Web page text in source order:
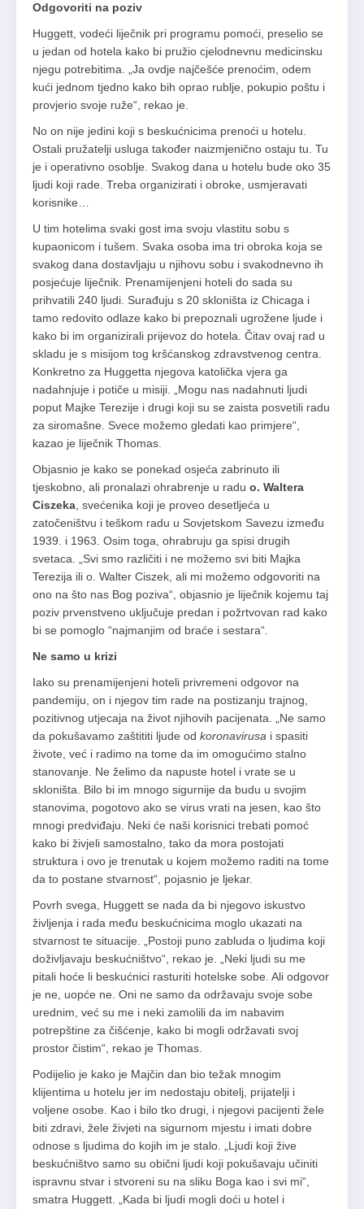
Odgovoriti na poziv
Huggett, vodeći liječnik pri programu pomoći, preselio se
u jedan od hotela kako bi pružio cjelodnevnu medicinsku
njegu potrebitima. „Ja ovdje najčešće prenoćim, odem
kući jednom tjedno kako bih oprao rublje, pokupio poštu i
provjerio svoje ruže“, rekao je.
No on nije jedini koji s beskućnicima prenoći u hotelu.
Ostali pružatelji usluga također naizmjenično ostaju tu. Tu
je i operativno osoblje. Svakog dana u hotelu bude oko 35
ljudi koji rade. Treba organizirati i obroke, usmjeravati
korisnike…
U tim hotelima svaki gost ima svoju vlastitu sobu s
kupaonicom i tušem. Svaka osoba ima tri obroka koja se
svakog dana dostavljaju u njihovu sobu i svakodnevno ih
posjećuje liječnik. Prenamijenjeni hoteli do sada su
prihvatili 240 ljudi. Surađuju s 20 skloništa iz Chicaga i
tamo redovito odlaze kako bi prepoznali ugrožene ljude i
kako bi im organizirali prijevoz do hotela. Čitav ovaj rad u
skladu je s misijom tog kršćanskog zdravstvenog centra.
Konkretno za Huggetta njegova katolička vjera ga
nadahnjuje i potiče u misiji. „Mogu nas nadahnuti ljudi
poput Majke Terezije i drugi koji su se zaista posvetili radu
za siromašne. Svece možemo gledati kao primjere“,
kazao je liječnik Thomas.
Objasnio je kako se ponekad osjeća zabrinuto ili
tjeskobno, ali pronalazi ohrabrenje u radu o. Waltera
Ciszeka , svećenika koji je proveo desetljeća u
zatočeništvu i teškom radu u Sovjetskom Savezu između
1939. i 1963. Osim toga, ohrabruju ga spisi drugih
svetaca. „Svi smo različiti i ne možemo svi biti Majka
Terezija ili o. Walter Ciszek, ali mi možemo odgovoriti na
ono na što nas Bog poziva“, objasnio je liječnik kojemu taj
poziv prvenstveno uključuje predan i požrtvovan rad kako
bi se pomoglo “najmanjim od braće i sestara“.
Ne samo u krizi
Iako su prenamijenjeni hoteli privremeni odgovor na
pandemiju, on i njegov tim rade na postizanju trajnog,
pozitivnog utjecaja na život njihovih pacijenata. „Ne samo
da pokušavamo zaštititi ljude od koronavirusa i spasiti
živote, već i radimo na tome da im omogućimo stalno
stanovanje. Ne želimo da napuste hotel i vrate se u
skloništa. Bilo bi im mnogo sigurnije da budu u svojim
stanovima, pogotovo ako se virus vrati na jesen, kao što
mnogi predviđaju. Neki će naši korisnici trebati pomoć
kako bi živjeli samostalno, tako da mora postojati
struktura i ovo je trenutak u kojem možemo raditi na tome
da to postane stvarnost“, pojasnio je ljekar.
Povrh svega, Huggett se nada da bi njegovo iskustvo
življenja i rada među beskućnicima moglo ukazati na
stvarnost te situacije. „Postoji puno zabluda o ljudima koji
doživljavaju beskućništvo“, rekao je. „Neki ljudi su me
pitali hoće li beskućnici rasturiti hotelske sobe. Ali odgovor
je ne, uopće ne. Oni ne samo da održavaju svoje sobe
urednim, već su me i neki zamolili da im nabavim
potrepštine za čišćenje, kako bi mogli održavati svoj
prostor čistim“, rekao je Thomas.
Podijelio je kako je Majčin dan bio težak mnogim
klijentima u hotelu jer im nedostaju obitelj, prijatelji i
voljene osobe. Kao i bilo tko drugi, i njegovi pacijenti žele
biti zdravi, žele živjeti na sigurnom mjestu i imati dobre
odnose s ljudima do kojih im je stalo. „Ljudi koji žive
beskućništvo samo su obični ljudi koji pokušavaju učiniti
ispravnu stvar i stvoreni su na sliku Boga kao i svi mi“,
smatra Huggett. „Kada bi ljudi mogli doći u hotel i